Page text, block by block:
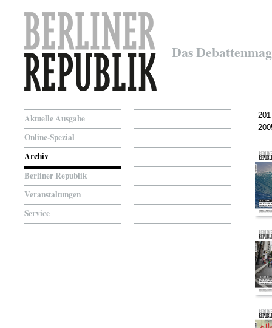
Das
Aktuelle Ausgabe
Online-Spezial
Archiv
Berliner Republik
Veranstaltungen
Service